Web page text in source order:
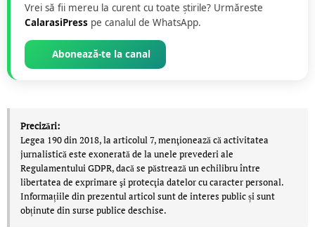
Vrei să fii mereu la curent cu toate știrile? Urmăreste
CalarasiPress pe canalul de WhatsApp.
Abonează-te la canal
Precizări:
Legea 190 din 2018, la articolul 7, menţionează că activitatea
jurnalistică este exonerată de la unele prevederi ale
Regulamentului GDPR, dacă se păstrează un echilibru între
libertatea de exprimare şi protecţia datelor cu caracter personal.
Informațiile din prezentul articol sunt de interes public și sunt
obținute din surse publice deschise.